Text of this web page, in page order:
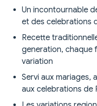
Un incontournable
et des celebrations
Recette
generation, chaque
variation
Servi aux mariages,
aux celebrations de